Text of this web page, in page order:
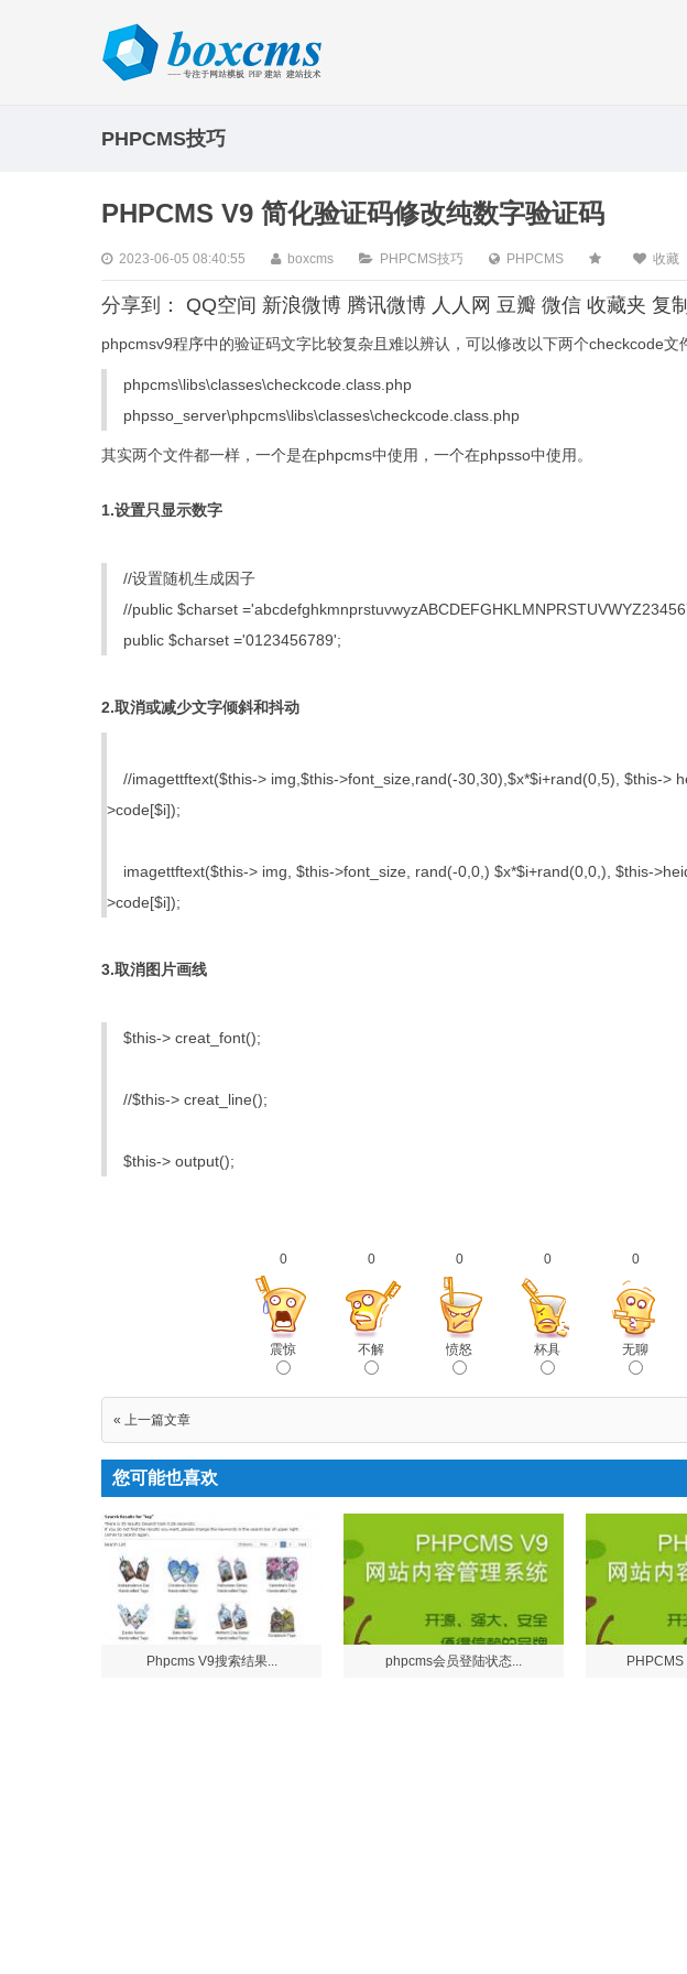
PHPCMS技巧
PHPCMS V9 简化验证码修改纯数字验证码
2023-06-05 08:40:55 boxcms PHPCMS技巧 PHPCMS 收藏
分享到： QQ空间 新浪微博 腾讯微博 人人网 豆瓣 微信 收藏夹 复
phpcmsv9程序中的验证码文字比较复杂且难以辨认，可以修改以下两个checkcode文
phpcms\libs\classes\checkcode.class.php
phpsso_server\phpcms\libs\classes\checkcode.class.php
其实两个文件都一样，一个是在phpcms中使用，一个在phpsso中使用。
1.设置只显示数字
//设置随机生成因子
//public $charset
public $charset ='0123456789';
2.取消或减少文字倾斜和抖动
//imagettftext($this-> img,$this->font_size,rand(-30,30),$x*$i+rand(0,5), $this->
>code[$i]);
imagettftext($this-> img, $this->font_size, rand(-0,0,) $x*$i+rand(0,0,), $this-
>code[$i]);
3.取消图片画线
$this-> creat_font();
//$this-> creat_line();
$this-> output();
0
震惊
0
不解
0
愤怒
0
杯具
0
无聊
« 上一篇文章
您可能也喜欢
Phpcms V9搜索结果... phpcms会员登陆状态...